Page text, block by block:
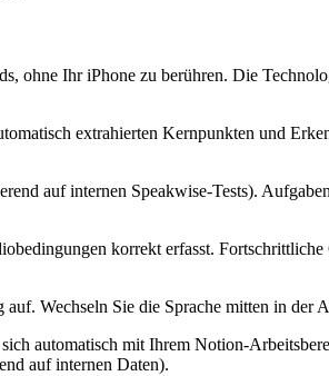
ohne Ihr iPhone zu berühren. Die
extrahierten Kernpunkten und
auf internen Speakwise-Tests).
korrekt erfasst.
Wechseln Sie die Sprache mitten in der
automatisch mit Ihrem Notion-
auf internen Daten).